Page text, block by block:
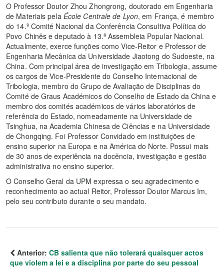
O Professor Doutor Zhou Zhongrong, doutorado em Engenharia
de Materiais pela École Centrale de Lyon, em França, é membro
do 14.º Comité Nacional da Conferência Consultiva Política do
Povo Chinês e deputado à 13.ª Assembleia Popular Nacional.
Actualmente, exerce funções como Vice-Reitor e Professor de
Engenharia Mecânica da Universidade Jiaotong do Sudoeste, na
China. Com principal área de investigação em Tribologia, assume
os cargos de Vice-Presidente do Conselho Internacional de
Tribologia, membro do Grupo de Avaliação de Disciplinas do
Comité de Graus Académicos do Conselho de Estado da China e
membro dos comités académicos de vários laboratórios de
referência do Estado, nomeadamente na Universidade de
Tsinghua, na Academia Chinesa de Ciências e na Universidade
de Chongqing. Foi Professor Convidado em instituições de
ensino superior na Europa e na América do Norte. Possui mais
de 30 anos de experiência na docência, investigação e gestão
administrativa no ensino superior.
O Conselho Geral da UPM expressa o seu agradecimento e
reconhecimento ao actual Reitor, Professor Doutor Marcus Im,
pelo seu contributo durante o seu mandato.
Anterior: CB salienta que não tolerará quaisquer actos
que violem a lei e a disciplina por parte do seu pessoal